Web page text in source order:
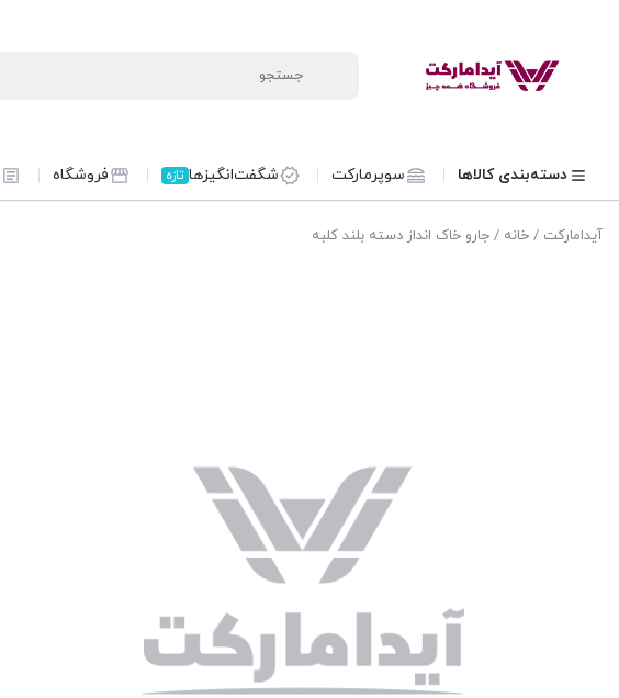
دسته‌بندی کالاها سوپرمارکت شگفت‌انگیزها تازه فروشگاه
آیدامارکت / خانه / جارو خاک انداز دسته بلند کلبه